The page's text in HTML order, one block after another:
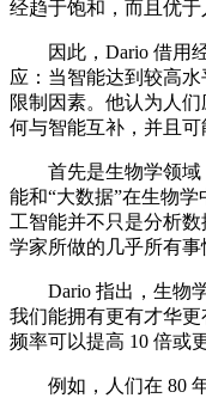
经趋于饱和，而且优于
因此，Dario 借用经
应：当智能达到较高
限制因素。他认为人
何与智能互补，并且可
首先是生物学领域
能和“大数据”在生物
工智能并不只是分析
学家所做的几乎所有事
Dario 指出，生物学
我们能拥有更有才华
频率可以提高 10 倍或
例如，人们在 80 年